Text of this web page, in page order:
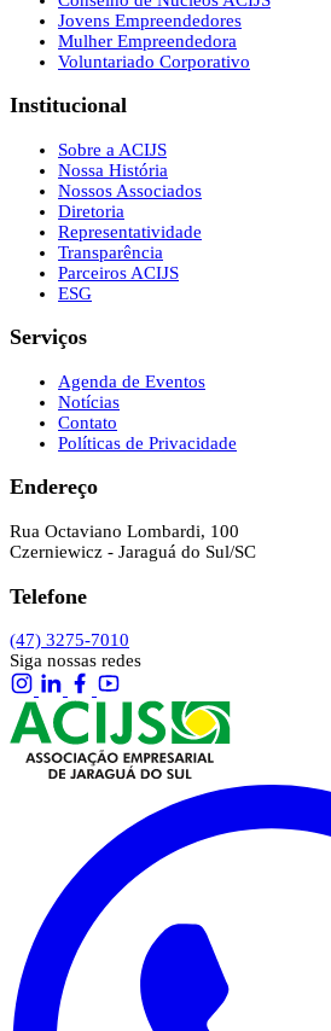
Jovens Empreendedores
Mulher Empreendedora
Voluntariado Corporativo
Institucional
Sobre a ACIJS
Nossa História
Nossos Associados
Diretoria
Representatividade
Transparência
Parceiros ACIJS
ESG
Serviços
Agenda de Eventos
Notícias
Contato
Políticas de Privacidade
Endereço
Rua Octaviano Lombardi, 100
Czerniewicz - Jaraguá do Sul/SC
Telefone
(47) 3275-7010
Siga nossas redes